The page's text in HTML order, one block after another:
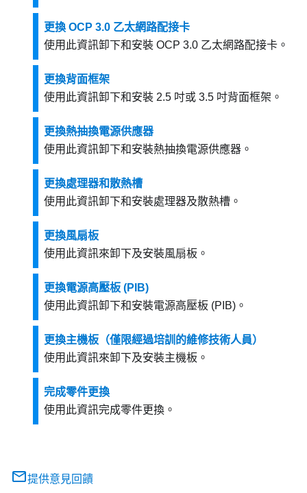
更換 OCP 3.0 乙太網路配接卡
使用此資訊卸下和安裝 OCP 3.0 乙太網路配接卡。
更換背面框架
使用此資訊卸下和安裝 2.5 吋或 3.5 吋背面框架。
更換熱抽換電源供應器
使用此資訊卸下和安裝熱抽換電源供應器。
更換處理器和散熱槽
使用此資訊卸下和安裝處理器及散熱槽。
更換風扇板
使用此資訊來卸下及安裝風扇板。
更換電源高壓板 (PIB)
使用此資訊卸下和安裝電源高壓板 (PIB)。
更換主機板（僅限經過培訓的維修技術人員）
使用此資訊來卸下及安裝主機板。
完成零件更換
使用此資訊完成零件更換。
提供意見回饋